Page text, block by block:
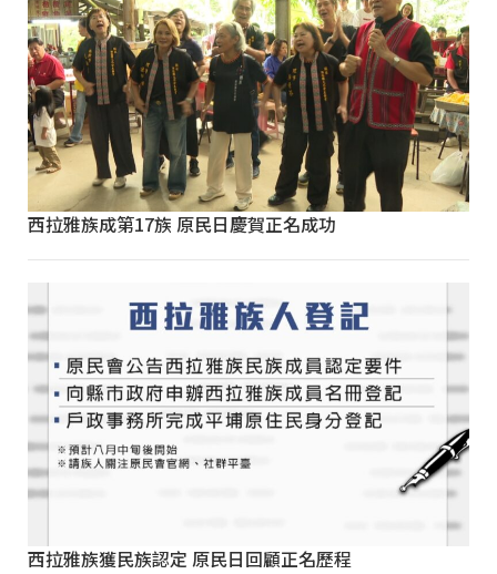
西拉雅族成第17族 原民日慶賀正名成功
西拉雅族獲民族認定 原民日回顧正名歷程